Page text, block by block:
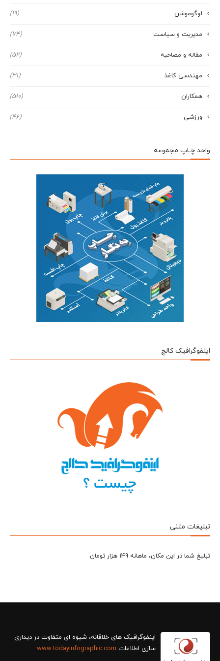
لوگوموشن (19)
مدیریت و سیاست (74)
مقاله و مصاحبه (52)
مهندسی کاغذ (31)
همکاران (510)
ورزشی (46)
واحد چـاپ مجموعه
اینفوگرافیک کالج
تبلیغات متنی
تبلیغ شما در این مکان، ماهانه 149 هزار تومان
سازی اطلاعات www.todayinfographic.com